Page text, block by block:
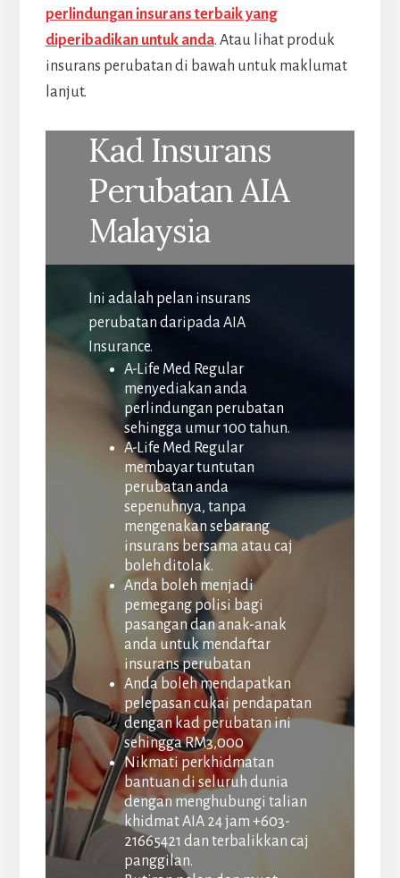
perlindungan insurans terbaik yang
diperibadikan untuk anda. Atau lihat produk
insurans perubatan di bawah untuk maklumat
lanjut.
Kad Insurans
Perubatan AIA
Malaysia
Ini adalah pelan insurans
perubatan daripada AIA
Insurance.
A-Life Med Regular
menyediakan anda
perlindungan perubatan
sehingga umur 100 tahun.
A-Life Med Regular
membayar tuntutan
perubatan anda
sepenuhnya, tanpa
mengenakan sebarang
insurans bersama atau caj
boleh ditolak.
Anda boleh menjadi
pemegang polisi bagi
pasangan dan anak-anak
anda untuk mendaftar
insurans perubatan
Anda boleh mendapatkan
pelepasan cukai pendapatan
dengan kad perubatan ini
sehingga RM3,000
Nikmati perkhidmatan
bantuan di seluruh dunia
dengan menghubungi talian
khidmat AIA 24 jam +603-
21665421 dan terbalikkan caj
panggilan.